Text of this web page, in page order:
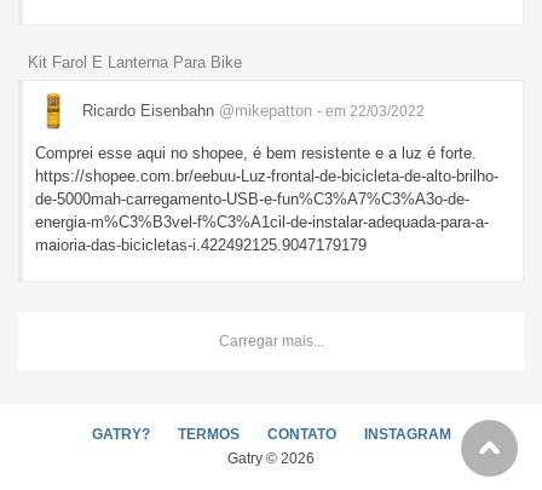
Kit Farol E Lanterna Para Bike
Ricardo Eisenbahn @mikepatton - em 22/03/2022
Comprei esse aqui no shopee, é bem resistente e a luz é forte.
https://shopee.com.br/eebuu-Luz-frontal-de-bicicleta-de-alto-brilho-
de-5000mah-carregamento-USB-e-fun%C3%A7%C3%A3o-de-
energia-m%C3%B3vel-f%C3%A1cil-de-instalar-adequada-para-a-
maioria-das-bicicletas-i.422492125.9047179179
Carregar mais...
GATRY? TERMOS CONTATO
INSTAGRAM
Gatry © 2026